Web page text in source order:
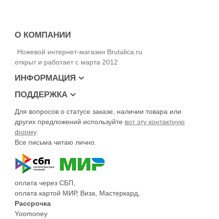
О КОМПАНИИ
Ножевой интернет-магазин Brutalica.ru
открыт и работает с марта 2012
ИНФОРМАЦИЯ
ПОДДЕРЖКА
Для вопросов о статусе заказе, наличии товара или
других предложений используйте вот эту контактную
форму.
Все письма читаю лично.
оплата через СБП,
оплата картой МИР, Виза, Мастеркард,
Рассрочка
Yoomoney